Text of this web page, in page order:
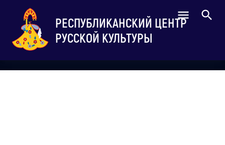
РЕСПУБЛИКАНСКИЙ ЦЕНТР
РУССКОЙ КУЛЬТУРЫ